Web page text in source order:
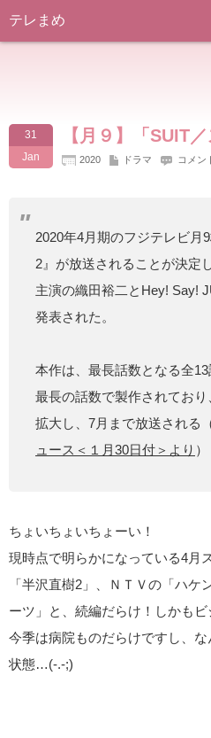
テレまめ
31
Jan
【月９】「SUIT
2020 ドラマ コメン
2020年4月期のフジテレビ月
2』が放送されることが決定
主演の織田裕二とHey! Say!
発表された。
本作は、最長話数となる全
最長の話数で製作されており
拡大し、7月まで放送される
ュース＜１月30日付＞より ）
ちょいちょいちょーい！
現時点で明らかになっている4月
「半沢直樹2」、ＮＴＶの「ハケ
ーツ」と、続編だらけ！しかも
今季は病院ものだらけですし、な
状態…(-.-;)